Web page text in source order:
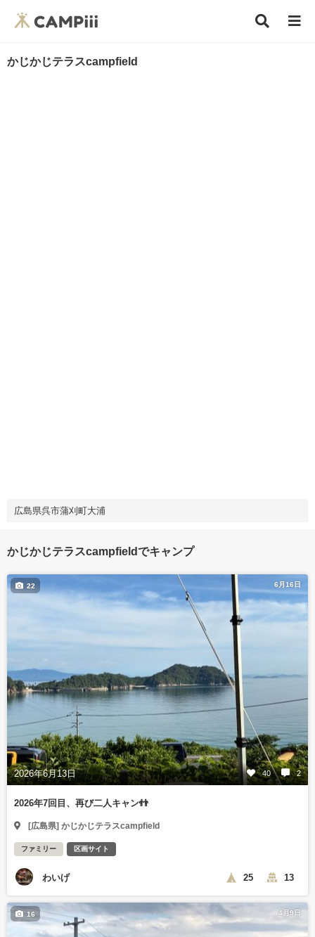
かじかじテラスcampfield
広島県呉市蒲刈町大浦
かじかじテラスcampfieldでキャンプ
6月16日
2026年6月13日 40 2
22
2026年7回目、再び二人キャン👬
[広島県] かじかじテラスcampfield
ファミリー 区画サイト
わいげ 25 13
4月9日
16